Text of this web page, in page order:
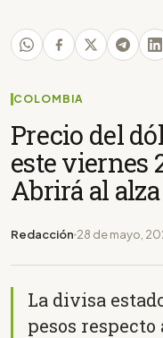
COLOMBIA
Precio del
este viernes
Abrirá al alza
Redacción 28 de mayo,
La divisa
pesos